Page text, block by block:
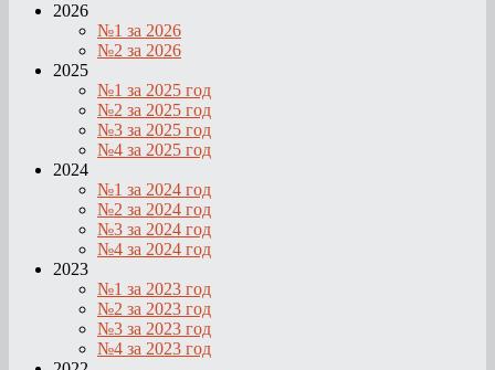
2026
№1 за 2026
№2 за 2026
2025
№1 за 2025 год
№2 за 2025 год
№3 за 2025 год
№4 за 2025 год
2024
№1 за 2024 год
№2 за 2024 год
№3 за 2024 год
№4 за 2024 год
2023
№1 за 2023 год
№2 за 2023 год
№3 за 2023 год
№4 за 2023 год